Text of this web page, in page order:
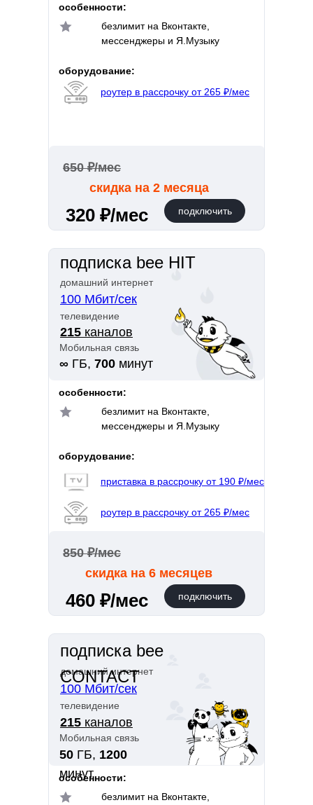
подписка bee
CONTACT
домашний интернет
телевидение
Мобильная связь
100 Мбит/сек
215 каналов
50 ГБ, 1200
минут
безлимит на Вконтакте,
особенности:
подписка bee HIT
домашний интернет
телевидение
Мобильная связь
100 Мбит/сек
215 каналов
подключить
∞ ГБ, 700 минут
460 ₽/мес
безлимит на Вконтакте,
мессенджеры и Я.Музыку
приставка в рассрочку от 190 ₽/мес
роутер в рассрочку от 265 ₽/мес
оборудование:
особенности:
850 ₽/мес
скидка на 6 месяцев
подключить
320 ₽/мес
безлимит на Вконтакте,
мессенджеры и Я.Музыку
роутер в рассрочку от 265 ₽/мес
оборудование:
особенности:
650 ₽/мес
скидка на 2 месяца